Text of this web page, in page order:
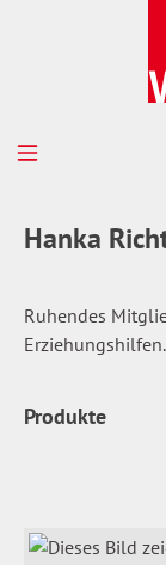
Hanka
Ruhendes
Produkte